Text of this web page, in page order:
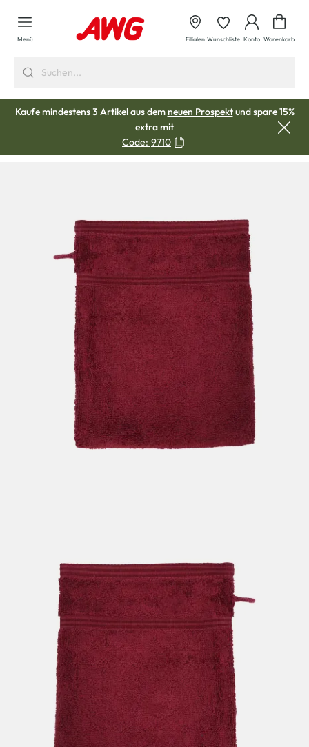
springen
Menü Filialen Wunschliste Konto Warenkorb
Kaufe mindestens 3 Artikel aus demneuen Prospektund spare 15%
extra mit
Code: 9710